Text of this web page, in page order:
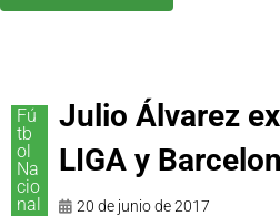
Fú
tb
ol
Na
cio
nal
Julio Álvarez
LIGA y
20 de junio de 2017